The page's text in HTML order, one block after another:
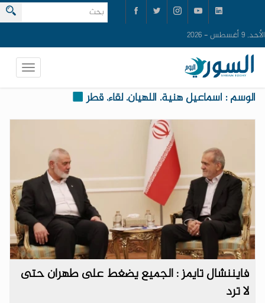
الأحد, 9 أغسطس - 2026
الوسم : اسماعيل هنية. اللهيان. لقاء. قطر
فايننشال تايمز : الجميع يضغط على طهران حتى
لا ترد